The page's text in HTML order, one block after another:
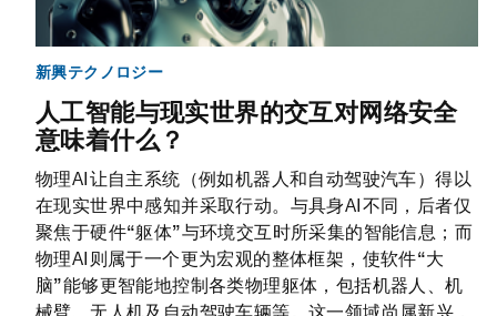
新興テクノロジー
人工智能与现实世界的交互对网络安全
意味着什么？
物理AI让自主系统（例如机器人和自动驾驶汽车）得以
在现实世界中感知并采取行动。与具身AI不同，后者仅
聚焦于硬件“躯体”与环境交互时所采集的智能信息；而
物理AI则属于一个更为宏观的整体框架，使软件“大
脑”能够更智能地控制各类物理躯体，包括机器人、机